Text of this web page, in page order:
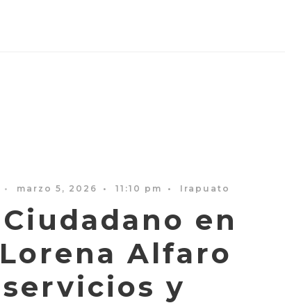
• marzo 5, 2026 • 11:10 pm • Irapuato
en
Alfaro
y